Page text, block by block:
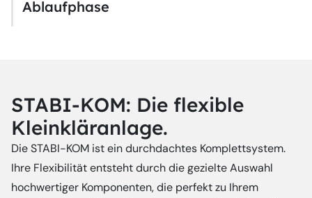
Ablaufphase
STABI-KOM: Die flexible
Kleinkläranlage.
Die STABI-KOM ist ein durchdachtes Komplettsystem.
Ihre Flexibilität entsteht durch die gezielte Auswahl
hochwertiger Komponenten, die perfekt zu Ihrem